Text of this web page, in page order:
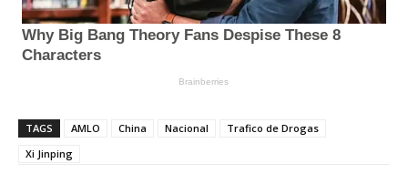
TAGS AMLO China Nacional
Trafico de Drogas
Xi Jinping